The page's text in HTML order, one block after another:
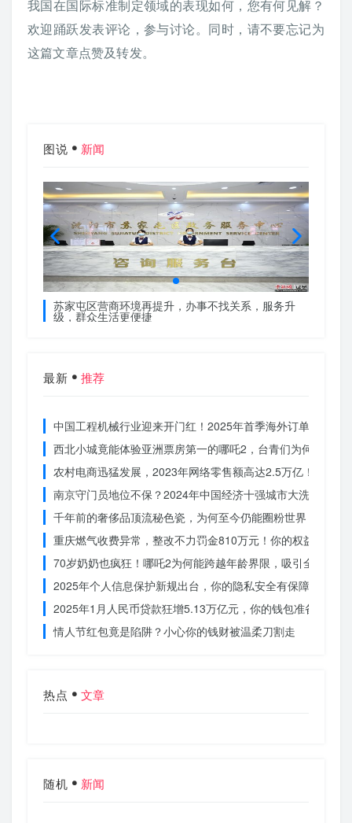
我国在国际标准制定领域的表现如何，您有何见解？
欢迎踊跃发表评论，参与讨论。同时，请不要忘记为
这篇文章点赞及转发。
图说 新闻
苏家屯区营商环境再提升，办事不找关系，服务升
级，群众生活更便捷
最新 推荐
中国工程机械行业迎来开门红！2025年首季海外订单激增，
西北小城竟能体验亚洲票房第一的哪吒2，台青们为何如此惊
农村电商迅猛发展，2023年网络零售额高达2.5万亿！你还在
南京守门员地位不保？2024年中国经济十强城市大洗牌
千年前的奢侈品顶流秘色瓷，为何至今仍能圈粉世界？揭秘
重庆燃气收费异常，整改不力罚金810万元！你的权益被侵犯
70岁奶奶也疯狂！哪吒2为何能跨越年龄界限，吸引全民观影
2025年个人信息保护新规出台，你的隐私安全有保障了吗？
2025年1月人民币贷款狂增5.13万亿元，你的钱包准备好了吗
情人节红包竟是陷阱？小心你的钱财被温柔刀割走
热点 文章
随机 新闻